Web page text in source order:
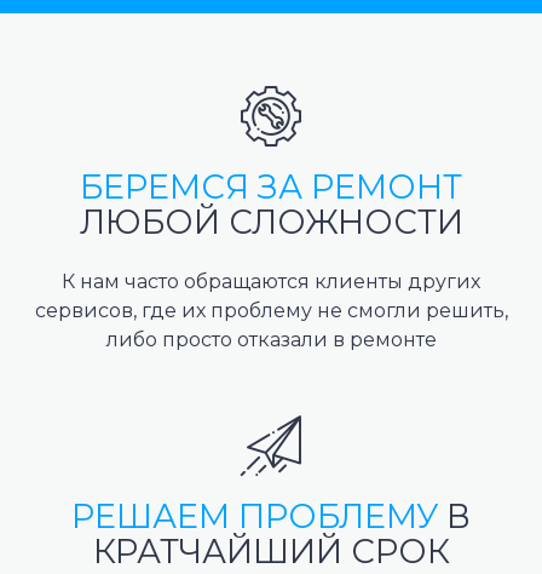
БЕРЕМСЯ ЗА РЕМОНТ
ЛЮБОЙ СЛОЖНОСТИ
К нам часто обращаются клиенты других
сервисов, где их проблему не смогли решить,
либо просто отказали в ремонте
РЕШАЕМ ПРОБЛЕМУ В
КРАТЧАЙШИЙ СРОК